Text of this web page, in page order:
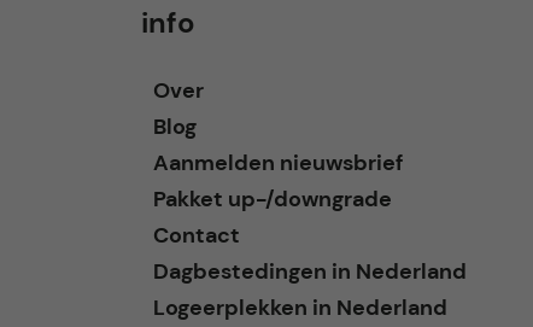
info
Over
Blog
Aanmelden nieuwsbrief
Pakket up-/downgrade
Contact
Dagbestedingen in Nederland
Logeerplekken in Nederland